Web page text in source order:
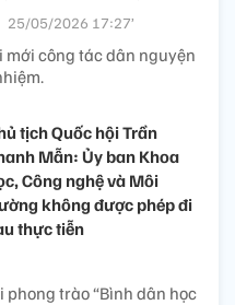
25/05/2026 17:27’
mới công tác dân nguyện
tịch Quốc hội Trần
Mẫn: Ủy ban Khoa
Công nghệ và Môi
không được phép đi
thực tiễn
trào “Bình dân học